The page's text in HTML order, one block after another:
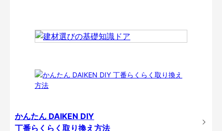
かんたん DAIKEN DIY
丁番らくらく取り換え方法